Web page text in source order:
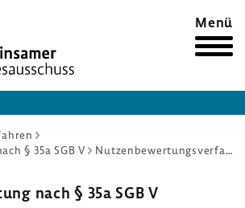
Menü
§ 35a SGB V
Nutzenbewertungsverfahren zum Wirkstoff Blinatumomab (Neubewertung Orphan > 30 Mio: Akute lymphatische B-Zell-Leukämie, Ph-, CD19+, neu diagnostiziert, Erwachsene)
nach § 35a SGB V